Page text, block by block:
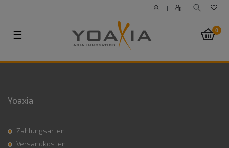
|
0
☰
Yoaxia
Zahlungsarten
Versandkosten